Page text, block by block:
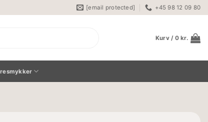
[email protected] +45 98 12 09 80
Kurv / 0kr.